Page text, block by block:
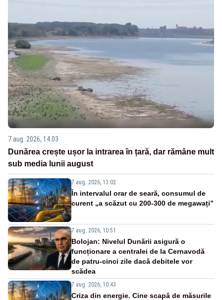
7 aug. 2026, 14:03
Dunărea crește ușor la intrarea în țară, dar rămâne mult
sub media lunii august
7 aug. 2026, 13:02
În intervalul orar de seară, consumul de
curent „a scăzut cu 200-300 de megawați”
7 aug. 2026, 10:51
Bolojan: Nivelul Dunării asigură o
funcționare a centralei de la Cernavodă
de patru-cinci zile dacă debitele vor
scădea
7 aug. 2026, 10:43
Criza din energie. Cine scapă de măsurile